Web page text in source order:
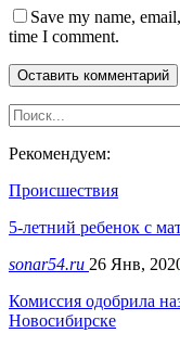
Save my name,
time I comment.
Рекомендуем:
Происшествия
5-летний ребенок с
sonar54.ru 26 Янв,
Комиссия одобрила
Новосибирске